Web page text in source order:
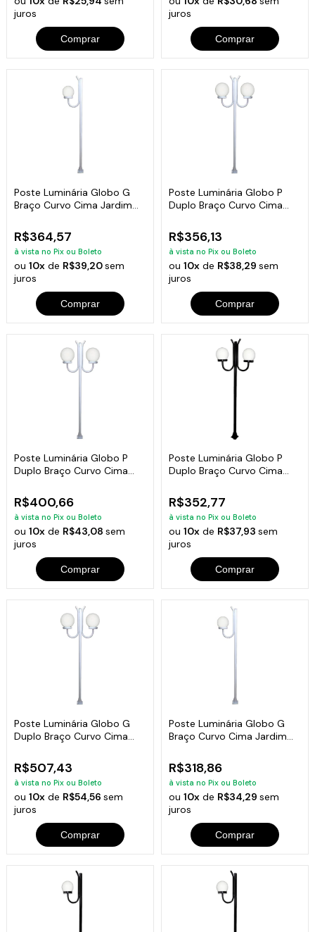
juros
Comprar
juros
Comprar
Poste Luminária Globo G
Braço Curvo Cima Jardim
R$364,57
à vista no Pix ou Boleto
ou10x de R$39,20sem
juros
Comprar
Poste Luminária Globo P
Duplo Braço Curvo Cima
R$356,13
à vista no Pix ou Boleto
ou 10xde R$38,29 sem
juros
Comprar
Poste Luminária Globo P
Duplo Braço Curvo Cima
R$400,66
à vista no Pix ou Boleto
ou10x de R$43,08sem
juros
Comprar
Poste Luminária Globo P
Duplo Braço Curvo Cima
R$352,77
à vista no Pix ou Boleto
ou 10xde R$37,93 sem
juros
Comprar
Poste Luminária Globo G
Duplo Braço Curvo Cima
R$507,43
à vista no Pix ou Boleto
ou10x de R$54,56sem
juros
Comprar
Poste Luminária Globo G
Braço Curvo Cima Jardim
R$318,86
à vista no Pix ou Boleto
ou 10xde R$34,29 sem
juros
Comprar